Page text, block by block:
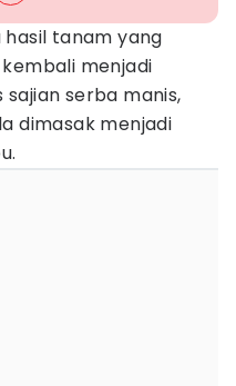
hasil tanam yang
menjadi
sajian serba manis,
dimasak menjadi